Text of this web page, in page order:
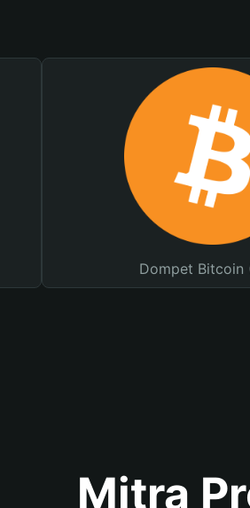
Dompet Bitcoin
Mitra